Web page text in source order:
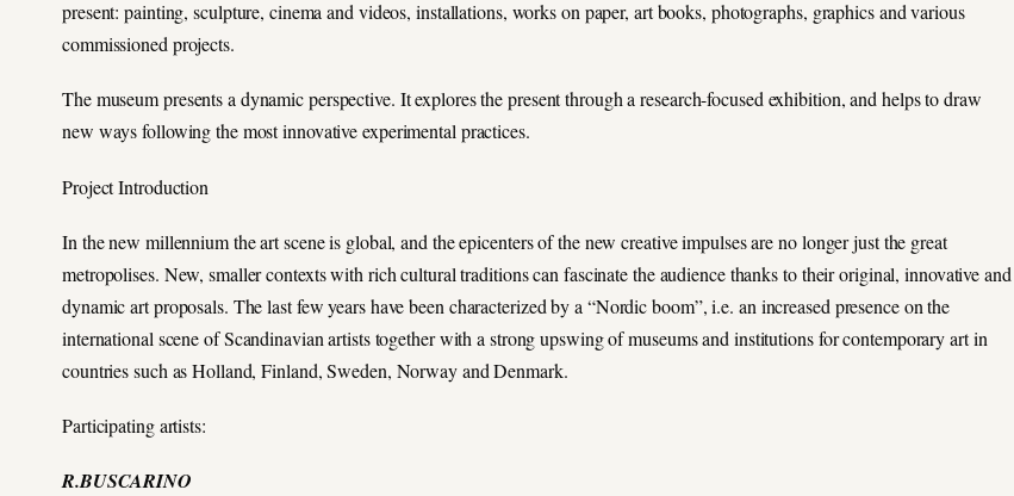
present: painting, sculpture, cinema and videos, installations, works on paper, art books, photographs, graphics and various
commissioned projects.
The museum presents a dynamic perspective. It explores the present through a research-focused exhibition, and helps to draw
new ways following the most innovative experimental practices.
Project Introduction
In the new millennium the art scene is global, and the epicenters of the new creative impulses are no longer just the great
metropolises. New, smaller contexts with rich cultural traditions can fascinate the audience thanks to their original, innovative and
dynamic art proposals. The last few years have been characterized by a “Nordic boom”, i.e. an increased presence on the
international scene of Scandinavian artists together with a strong upswing of museums and institutions for contemporary art in
countries such as Holland, Finland, Sweden, Norway and Denmark.
Participating artists:
R.BUSCARINO